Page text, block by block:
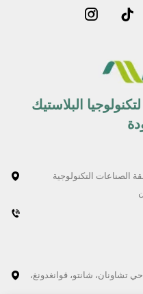
البلاستيك
منطقة الصناعات التكنولوجية
حي تشاونان، شانتو، قوانغدونغ،